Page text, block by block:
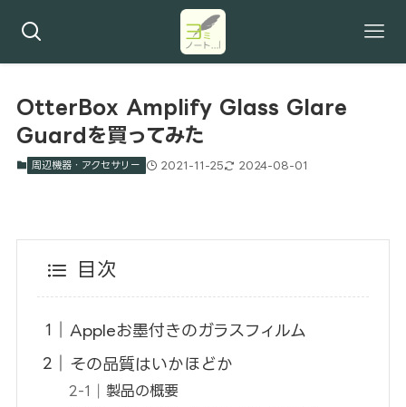
OtterBox Amplify Glass Glare
Guardを買ってみた
周辺機器・アクセサリー 2021-11-25 2024-08-01
目次
Appleお墨付きのガラスフィルム
その品質はいかほどか
製品の概要